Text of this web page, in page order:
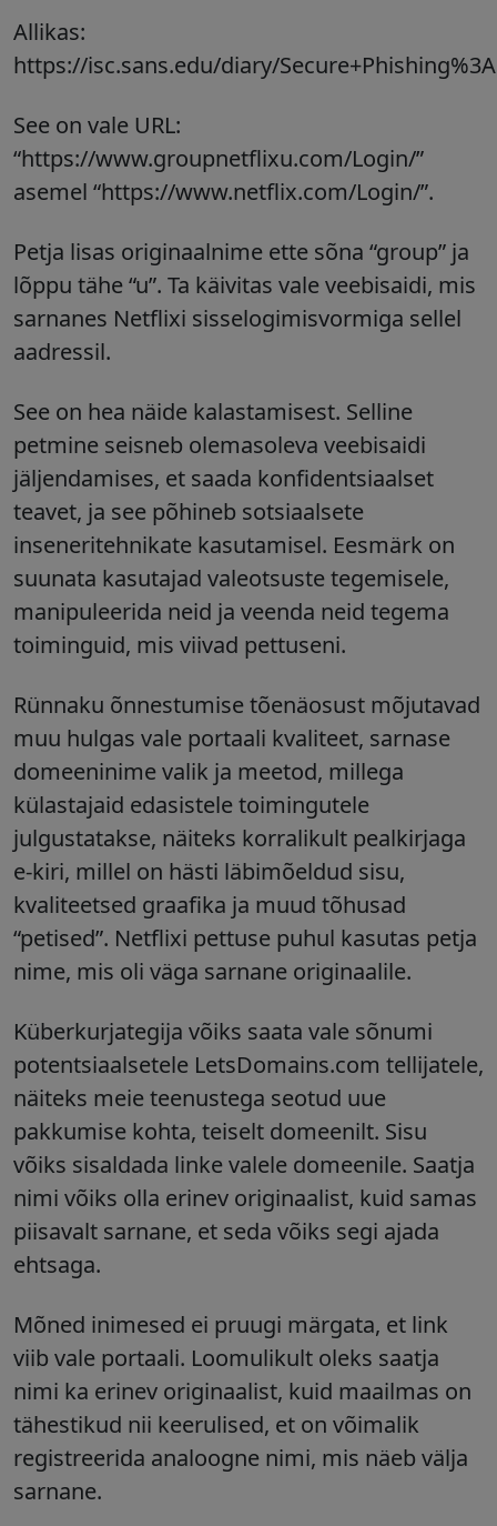
Allikas:
https://isc.sans.edu/diary/
See on vale URL:
“https://www.groupnetflixu.com/Login/”
asemel “https://www.netflix.com/Login/”.
Petja lisas originaalnime ette sõna “group” ja
lõppu tähe “u”. Ta käivitas vale veebisaidi, mis
sarnanes Netflixi sisselogimisvormiga sellel
aadressil.
See on hea näide kalastamisest. Selline
petmine seisneb olemasoleva veebisaidi
jäljendamises, et saada konfidentsiaalset
teavet, ja see põhineb sotsiaalsete
inseneritehnikate kasutamisel. Eesmärk on
suunata kasutajad valeotsuste tegemisele,
manipuleerida neid ja veenda neid tegema
toiminguid, mis viivad pettuseni.
Rünnaku õnnestumise tõenäosust mõjutavad
muu hulgas vale portaali kvaliteet, sarnase
domeeninime valik ja meetod, millega
külastajaid edasistele toimingutele
julgustatakse, näiteks korralikult pealkirjaga
e-kiri, millel on hästi läbimõeldud sisu,
kvaliteetsed graafika ja muud tõhusad
“petised”. Netflixi pettuse puhul kasutas petja
nime, mis oli väga sarnane originaalile.
Küberkurjategija võiks saata vale sõnumi
potentsiaalsetele LetsDomains.com tellijatele,
näiteks meie teenustega seotud uue
pakkumise kohta, teiselt domeenilt. Sisu
võiks sisaldada linke valele domeenile. Saatja
nimi võiks olla erinev originaalist, kuid samas
piisavalt sarnane, et seda võiks segi ajada
ehtsaga.
Mõned inimesed ei pruugi märgata, et link
viib vale portaali. Loomulikult oleks saatja
nimi ka erinev originaalist, kuid maailmas on
tähestikud nii keerulised, et on võimalik
registreerida analoogne nimi, mis näeb välja
sarnane.